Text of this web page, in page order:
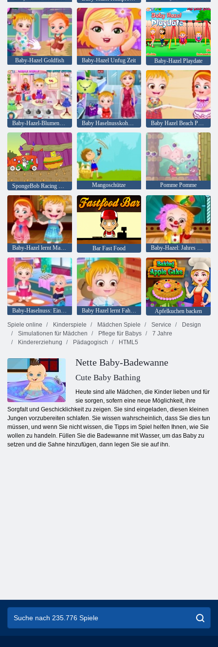
Baby-Hazel Goldfish Baby-Hazel Unfug Zeit Baby-Hazel Playdate
Baby-Hazel-Blumen-Mädchen Baby Haselnusskoholes Kleid Baby Hazel Beach Party
Mangoschütze Pomme Pomme
Baby-Hazel lernt Manieren Bar Fast Food Baby-Hazel: Jahres Tag in der Schule
Baby-Haselnuss: Ein Tag im Kindergarten Baby Hazel lernt Fahrzeuge
Apfelkuchen backen
Spiele online
Kinderspiele Mädchen Spiele Service
Design
Simulationen für Mädchen
Pflege für Babys
7 Jahre
Kindererziehung
Pädagogisch HTML5
Nette Baby-Badewanne
Cute Baby Bathing
Heute sind alle Mädchen, die Kinder lieben und für
sie sorgen, sofern eine neue Möglichkeit, ihre
Sorgfalt und Geschicklichkeit zu zeigen. Sie sind eingeladen, diesen kleinen
Jungen vorzubereiten schlafen. Sie wissen wahrscheinlich, dass Sie dies tun
müssen, und wenn Sie nicht wissen, die Tipps im Spiel helfen Ihnen, wie Sie
wollen zu handeln. Füllen Sie die Badewanne mit Wasser, um das Baby zu
setzen und die Sahne hinzufügen, dann legen Sie sie auf ihn.